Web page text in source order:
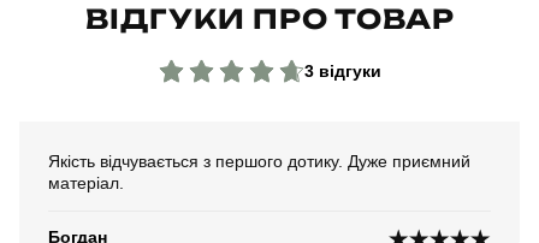
ВІДГУКИ ПРО ТОВАР
3 відгуки
Якість відчувається з першого дотику. Дуже приємний
матеріал.
Богдан